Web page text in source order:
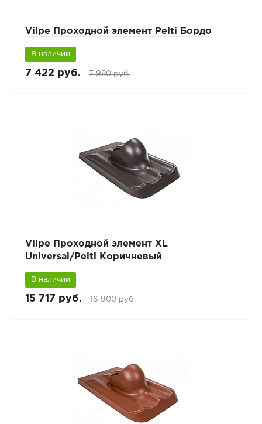
Vilpe Проходной элемент Pelti Бордо
В наличии
7 422 руб. 7 980 руб.
Vilpe Проходной элемент XL
Universal/Pelti Коричневый
В наличии
15 717 руб. 16 900 руб.